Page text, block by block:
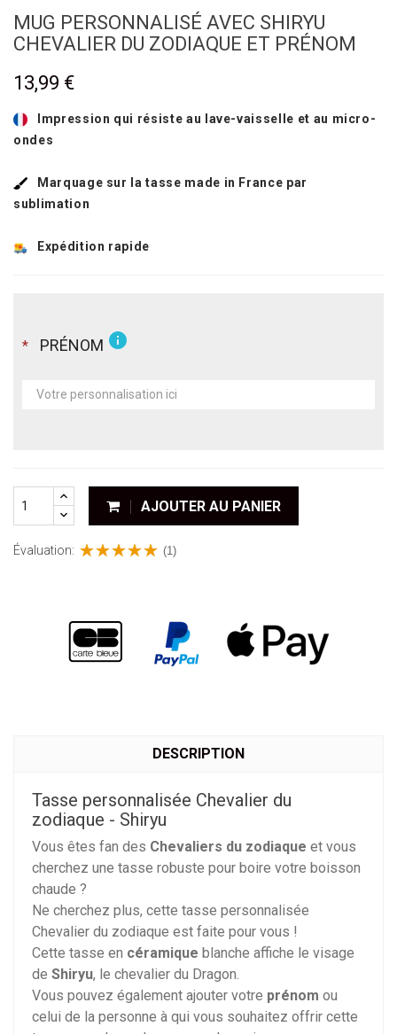
MUG PERSONNALISÉ AVEC SHIRYU
CHEVALIER DU ZODIAQUE ET PRÉNOM
13,99 €
Impression qui résiste au lave-vaisselle et au micro-
ondes
Marquage sur la tasse made in France par
sublimation
Expédition rapide
* PRÉNOM info
AJOUTER AU PANIER
Évaluation: (1)
DESCRIPTION
Tasse personnalisée Chevalier du
zodiaque - Shiryu
Vous êtes fan des Chevaliers du zodiaque et vous
cherchez une tasse robuste pour boire votre boisson
chaude ?
Ne cherchez plus, cette tasse personnalisée
Chevalier du zodiaque est faite pour vous !
Cette tasse en céramique blanche affiche le visage
de Shiryu, le chevalier du Dragon.
Vous pouvez également ajouter votre prénom ou
celui de la personne à qui vous souhaitez offrir cette